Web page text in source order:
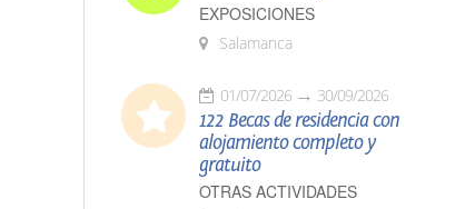
EXPOSICIONES
Salamanca
01/07/2026 30/09/2026
122 Becas de residencia con
alojamiento completo y
gratuito
OTRAS ACTIVIDADES